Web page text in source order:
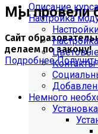
Мы провели
Сайт
делаем по закону!
Подробнее
Описание курса
Настройка
Контакты
Немного